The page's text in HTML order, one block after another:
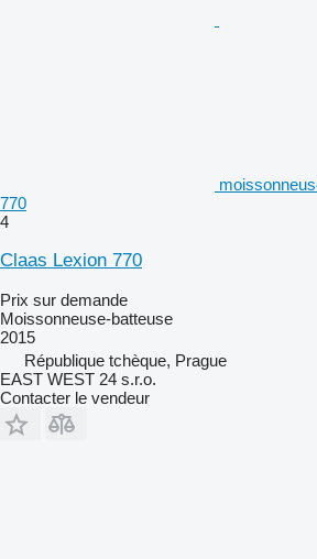
770
4
Claas Lexion 770
Prix sur demande
Moissonneuse-batteuse
2015
République tchèque, Prague
EAST WEST 24 s.r.o.
Contacter le vendeur